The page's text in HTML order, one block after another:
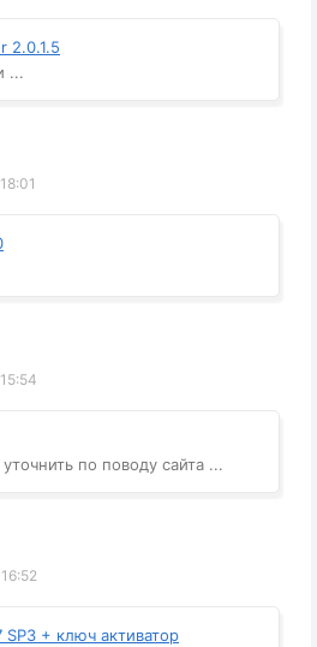
2.0.1.5
...
по поводу сайта ...
+ ключ активатор